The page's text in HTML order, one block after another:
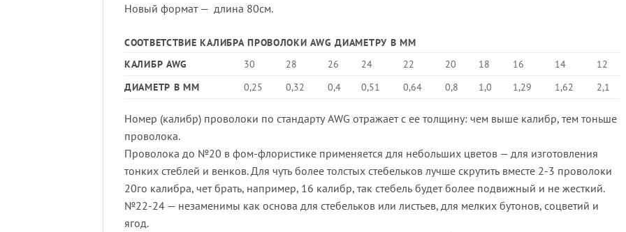
Новый формат — длина 80см.
СООТВЕТСТВИЕ КАЛИБРА ПРОВОЛОКИ AWG ДИАМЕТРУ В ММ
КАЛИБР AWG
30 28 26 24 22 20 18 16 14
12
ДИАМЕТР В ММ
0,25 0,32 0,4 0,51 0,64 0,8 1,0 1,29 1,62 2,1
Номер (калибр) проволоки по стандарту AWG отражает с ее толщину: чем выше калибр, тем тоньше
проволока.
Проволока до №20 в фом-флористике применяется для небольших цветов — для изготовления
тонких стеблей и венков. Для чуть более толстых стебельков лучше скрутить вместе 2-3 проволоки
20го калибра, чет брать, например, 16 калибр, так стебель будет более подвижный и не жесткий.
№22-24 — незаменимы как основа для стебельков или листьев, для мелких бутонов, соцветий и
ягод.